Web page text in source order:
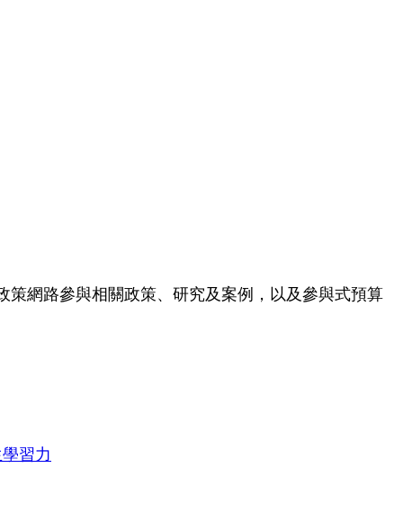
網路參與相關政策、研究及案例，以及參與式預算
習力